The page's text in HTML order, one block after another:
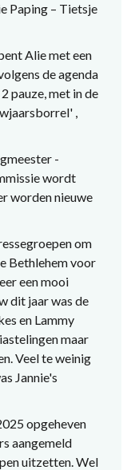
Paping – Tietsje
Alie met een
de agenda
pauze, met in de
,
-
wordt
worden nieuwe
om
Bethlehem voor
een mooi
dit jaar was de
en Lammy
maar
Veel te weinig
Jannie's
opgeheven
aangemeld
uitzetten. Wel